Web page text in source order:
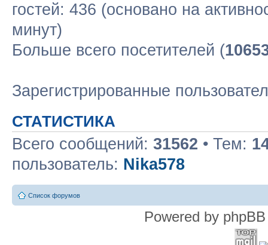
гостей: 436 (основано на
минут)
Больше всего посетителей (
Зарегистрированные
СТАТИСТИКА
Всего сообщений: 31562 • Тем:
пользователь: Nika578
Список форумов
Powered by